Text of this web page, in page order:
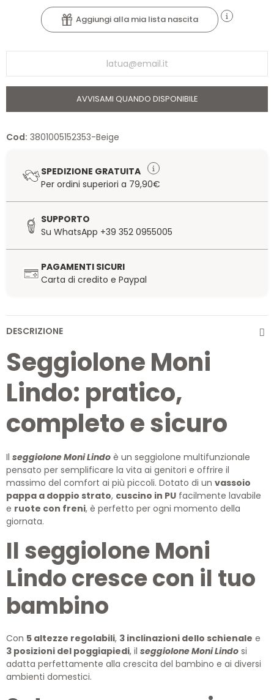
Aggiungi alla mia lista nascita
AVVISAMI QUANDO DISPONIBILE
Cod: 3801005152353-Beige
SPEDIZIONE GRATUITA
Per ordini superiori a 79,90€
SUPPORTO
Su WhatsApp +39 352 0955005
PAGAMENTI SICURI
Carta di credito e Paypal
DESCRIZIONE
Seggiolone Moni
Lindo: pratico,
completo e sicuro
Il seggiolone Moni Lindo è un seggiolone multifunzionale
pensato per semplificare la vita ai genitori e offrire il
massimo del comfort ai più piccoli. Dotato di un vassoio
pappa a doppio strato, cuscino in PU facilmente lavabile
e ruote con freni, è perfetto per ogni momento della
giornata.
Il seggiolone Moni
Lindo cresce con il tuo
bambino
Con 5 altezze regolabili, 3 inclinazioni dello schienale e
3 posizioni del poggiapiedi, il seggiolone Moni Lindo si
adatta perfettamente alla crescita del bambino e ai diversi
ambienti domestici.